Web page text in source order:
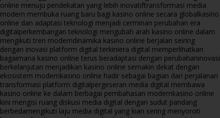
online menuju pendekatan yang lebih inovatiftransformasi media
modern membuka ruang baru bagi kasino online secara globalkasino
online dan adaptasi teknologi menjadi cerminan perubahan era
digitalperkembangan teknologi mengubah arah kasino online dalam
mengikuti tren moderndinamika kasino online berjalan seiring
dengan inovasi platform digital terkiniera digital memperlihatkan
bagaimana kasino online terus beradaptasi dengan perubahaninovasi
berkelanjutan menjadikan kasino online semakin dekat dengan
ekosistem modernkasino online hadir sebagai bagian dari perjalanan
transformasi platform digitalpergeseran media digital membawa
kasino online ke dalam berbagai pembahasan modernkasino online
kini mengisi ruang diskusi media digital dengan sudut pandang
berbedamengikuti laju media digital yang kian sering menyoroti